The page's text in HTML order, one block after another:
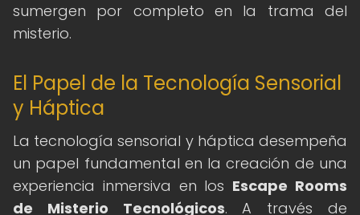
sumergen por completo en la trama del
misterio.
El Papel de la Tecnología Sensorial
y Háptica
La tecnología sensorial y háptica desempeña
un papel fundamental en la creación de una
experiencia inmersiva en los Escape Rooms
de Misterio Tecnológicos. A través de